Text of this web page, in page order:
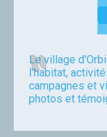
Le village
l'habitat,
campagnes et
photos et